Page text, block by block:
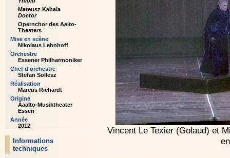
Mateusz Kabala
Doctor
Opernchor des Aalto-
Theaters
Mise en scène
Nikolaus Lehnhoff
Orchestre
Essener Philharmoniker
Chef d'orchestre
Stefan Sollesz
Réalisation
Marcus Richardt
Origine
Aaalto-Musiktheater
Essen
Année
2012
Informations
techniques
Vincent Le Texier (Golaud) et